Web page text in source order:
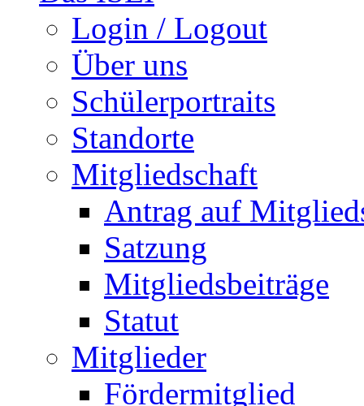
Login / Logout
Über uns
Schülerportraits
Standorte
Mitgliedschaft
Antrag auf
Satzung
Mitgliedsbeiträge
Statut
Mitglieder
Fördermitglied